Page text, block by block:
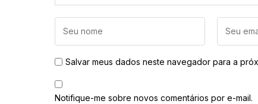
Salvar meus dados neste navegador para a
Notifique-me sobre novos comentários por e-mail.